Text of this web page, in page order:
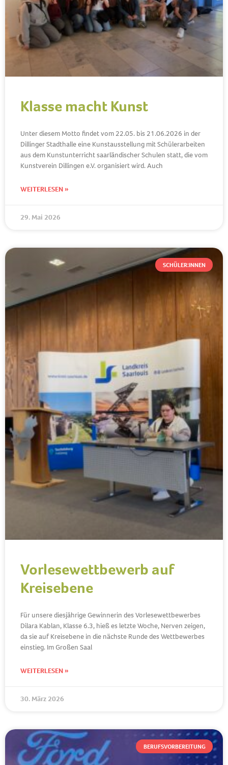
Klasse macht Kunst
Unter diesem Motto findet vom 22.05. bis 21.06.2026 in der
Dillinger Stadthalle eine Kunstausstellung mit Schülerarbeiten
aus dem Kunstunterricht saarländischer Schulen statt, die vom
Kunstverein Dillingen e.V. organisiert wird. Auch
WEITERLESEN »
29. Mai 2026
SCHÜLER:INNEN
Vorlesewettbewerb auf
Kreisebene
Für unsere diesjährige Gewinnerin des Vorlesewettbewerbes
Dilara Kablan, Klasse 6.3, hieß es letzte Woche, Nerven zeigen,
da sie auf Kreisebene in die nächste Runde des Wettbewerbes
einstieg. Im Großen Saal
WEITERLESEN »
30. März 2026
BERUFSVORBEREITUNG